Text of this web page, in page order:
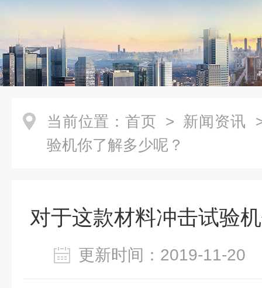
当前位置： 首页 > 新闻资讯
验机你了解多少呢？
对于这款材料冲击试验
更新时间：2019-11-